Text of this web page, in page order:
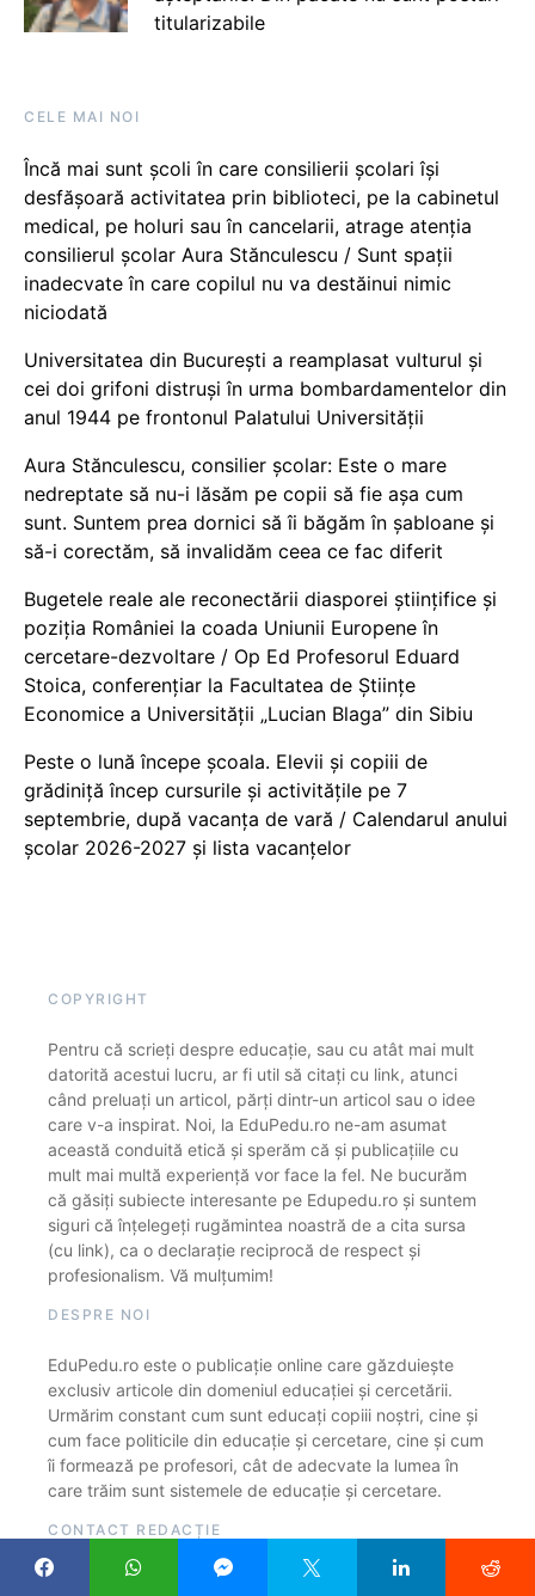
titularizabile
CELE MAI NOI
Încă mai sunt școli în care consilierii școlari își
desfășoară activitatea prin biblioteci, pe la cabinetul
medical, pe holuri sau în cancelarii, atrage atenția
consilierul școlar Aura Stănculescu / Sunt spații
inadecvate în care copilul nu va destăinui nimic
niciodată
Universitatea din București a reamplasat vulturul și
cei doi grifoni distruși în urma bombardamentelor din
anul 1944 pe frontonul Palatului Universității
Aura Stănculescu, consilier școlar: Este o mare
nedreptate să nu-i lăsăm pe copii să fie așa cum
sunt. Suntem prea dornici să îi băgăm în șabloane și
să-i corectăm, să invalidăm ceea ce fac diferit
Bugetele reale ale reconectării diasporei științifice și
poziția României la coada Uniunii Europene în
cercetare-dezvoltare / Op Ed Profesorul Eduard
Stoica, conferențiar la Facultatea de Științe
Economice a Universității „Lucian Blaga” din Sibiu
Peste o lună începe școala. Elevii și copiii de
grădiniță încep cursurile și activitățile pe 7
septembrie, după vacanța de vară / Calendarul anului
școlar 2026-2027 și lista vacanțelor
COPYRIGHT
Pentru că scrieți despre educație, sau cu atât mai mult
datorită acestui lucru, ar fi util să citați cu link, atunci
când preluați un articol, părți dintr-un articol sau o idee
care v-a inspirat. Noi, la EduPedu.ro ne-am asumat
această conduită etică și sperăm că și publicațiile cu
mult mai multă experiență vor face la fel. Ne bucurăm
că găsiți subiecte interesante pe Edupedu.ro și suntem
siguri că înțelegeți rugămintea noastră de a cita sursa
(cu link), ca o declarație reciprocă de respect și
profesionalism. Vă mulțumim!
DESPRE NOI
EduPedu.ro este o publicație online care găzduiește
exclusiv articole din domeniul educației și cercetării.
Urmărim constant cum sunt educați copiii noștri, cine și
cum face politicile din educație și cercetare, cine și cum
îi formează pe profesori, cât de adecvate la lumea în
care trăim sunt sistemele de educație și cercetare.
CONTACT REDACȚIE
Adrese e-mail